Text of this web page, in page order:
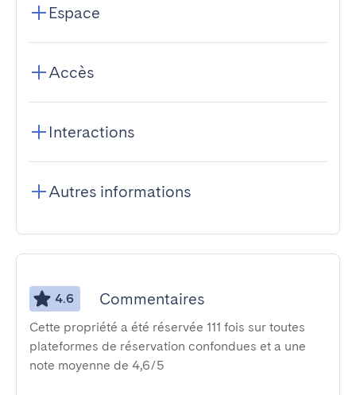
Espace
Accès
Interactions
Autres informations
4.6 Commentaires
Cette propriété a été réservée 111 fois sur toutes
plateformes de réservation confondues et a une
note moyenne de 4,6/5